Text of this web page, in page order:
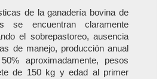
de la ganadería bovina de
se encuentran claramente
el sobrepastoreo, ausencia
de manejo, producción anual
aproximadamente, pesos
de 150 kg y edad al primer